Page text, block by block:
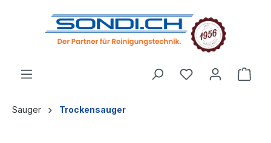
springen
Sauger Trockensauger